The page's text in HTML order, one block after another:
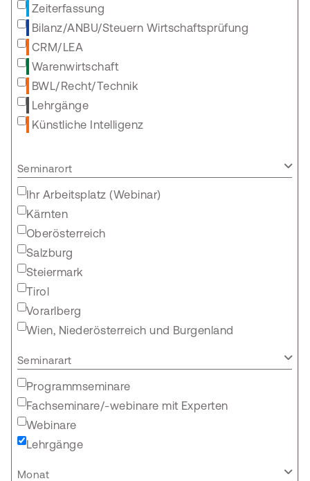
Zeiterfassung
Bilanz/ANBU/Steuern Wirtschaftsprüfung
CRM/LEA
Warenwirtschaft
BWL/Recht/Technik
Lehrgänge
Künstliche Intelligenz
Seminarort
Ihr Arbeitsplatz (Webinar)
Kärnten
Oberösterreich
Salzburg
Steiermark
Tirol
Vorarlberg
Wien, Niederösterreich und Burgenland
Seminarart
Programmseminare
Fachseminare/-webinare mit Experten
Webinare
Lehrgänge
Monat